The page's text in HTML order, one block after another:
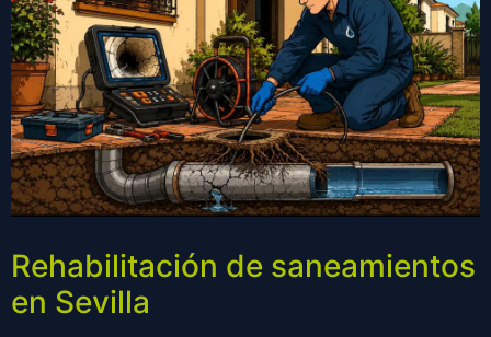
Rehabilitación de saneamientos
en Sevilla